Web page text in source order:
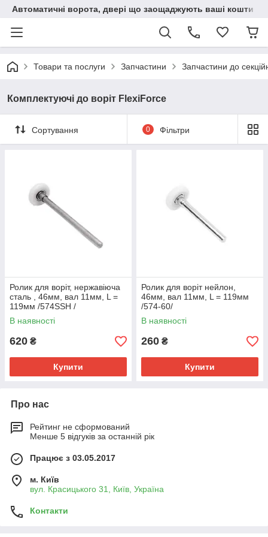
Автоматичні ворота, двері що заощаджують ваші кошти
Товари та послуги Запчастини Запчастини до
Комплектуючі до воріт FlexiForce
Сортування 0 Фільтри
Ролик для воріт, нержавіюча
сталь , 46мм, вал 11мм, L =
119мм /574SSH /
В наявності
620 ₴
Купити
Ролик для воріт нейлон,
46мм, вал 11мм, L = 119мм
/574-60/
В наявності
260 ₴
Купити
Про нас
Рейтинг не сформований
Менше 5 відгуків за останній рік
Працює з 03.05.2017
м. Київ
вул. Красицького 31, Київ, Україна
Контакти